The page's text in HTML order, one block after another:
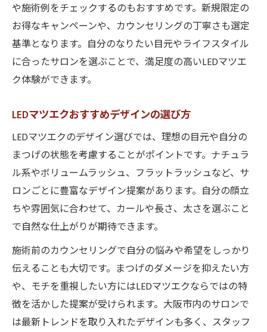
や施術例をチェックするのもおすすめです。新規限定の
お得なキャンペーンや、カウンセリングの丁寧さも選定
基準となります。自分のなりたい目元やライフスタイル
に合ったサロンを選ぶことで、満足度の高いLEDマツエ
ク体験ができます。
LEDマツエクおすすめデザインの選び方
LEDマツエクのデザイン選びでは、理想の目元や自分の
まつげの状態を考慮することがポイントです。ナチュラ
ル系やボリュームラッシュ、フラットラッシュなど、サ
ロンごとに豊富なデザイン提案があります。自分の顔立
ちや雰囲気に合わせて、カールや長さ、太さを選ぶこと
で自然な仕上がりが期待できます。
施術前のカウンセリングで自分の悩みや希望をしっかり
伝えることも大切です。まつげのダメージを抑えたい方
や、モチを重視したい方にはLEDマツエクならではの特
徴を活かした提案が受けられます。大阪市内のサロンで
は最新トレンドを取り入れたデザインも多く、スタッフ